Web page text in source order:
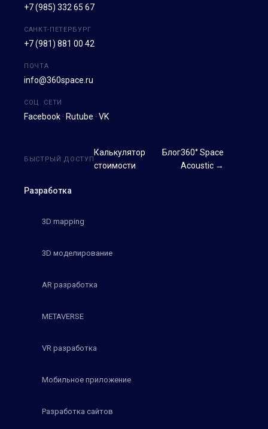
+7 (985) 332 65 67
САНКТ-ПЕТЕРБУРГ
+7 (981) 881 00 42
ПОЧТА
info@360space.ru
СОЦ. СЕТИ
Facebook · Rutube · VK
Разработка
3D mapping
3D моделирование
AR разработка
METAVERSE
VR разработка
Мобильное приложение
Разработка сайтов
БЫСТРЫЙ ДОСТУП
Калькулятор
стоимости
Блог360° Space
Acoustic →